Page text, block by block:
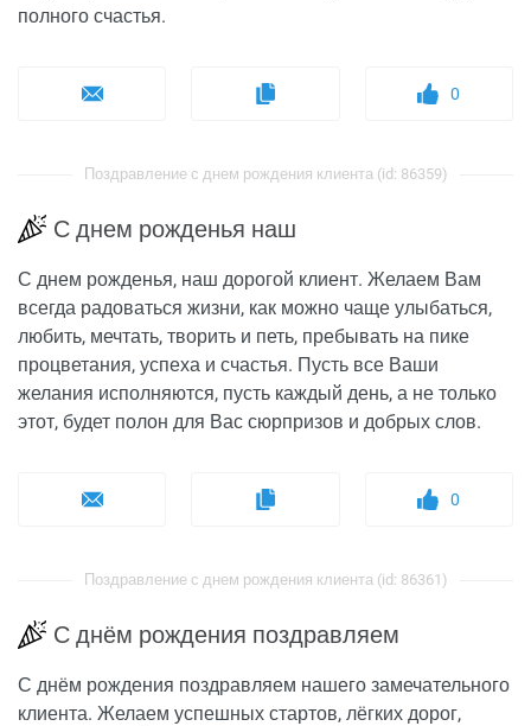
полного счастья.
0
Поздравление с днем рождения клиента (id: 86359)
С днем рожденья наш
С днем рожденья, наш дорогой клиент. Желаем Вам
всегда радоваться жизни, как можно чаще улыбаться,
любить, мечтать, творить и петь, пребывать на пике
процветания, успеха и счастья. Пусть все Ваши
желания исполняются, пусть каждый день, а не только
этот, будет полон для Вас сюрпризов и добрых слов.
0
Поздравление с днем рождения клиента (id: 86361)
С днём рождения поздравляем
С днём рождения поздравляем нашего замечательного
клиента. Желаем успешных стартов, лёгких дорог,